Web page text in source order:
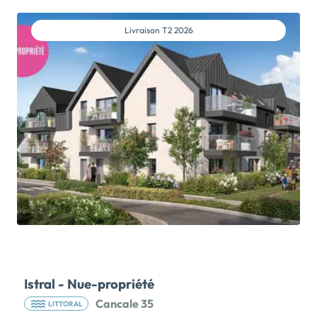
au T5, disponible en livraison immédiate. Chaque
bâtiment bénéficie d’un vaste hall d’entrée et d’un
ascenseur. Contemporaine dans ses lignes et ses
volumes, elle affirme une authenticité mêlant pierre,
bois, toiture et détails architecturaux. Bardage bois,
revêtement béton peint gris clair et blanc, bardage
en zinc quartz en attique et en toiture habillant les
façades avec élégance. Les espaces extérieurs
accueillent des menuiseries aluminium et des garde-
corps en verre ou en barreaudage en aluminium;
Résidence nature et boisée, MONTANA offre aux
habitants une qualité environnementale, avec ses
espaces et aménagements végétalisés. Les […] Voir
le programme immobilier neuf >>
Livraison T2 2026
Istral - Nue-propriété
LITTORAL
Cancale 35